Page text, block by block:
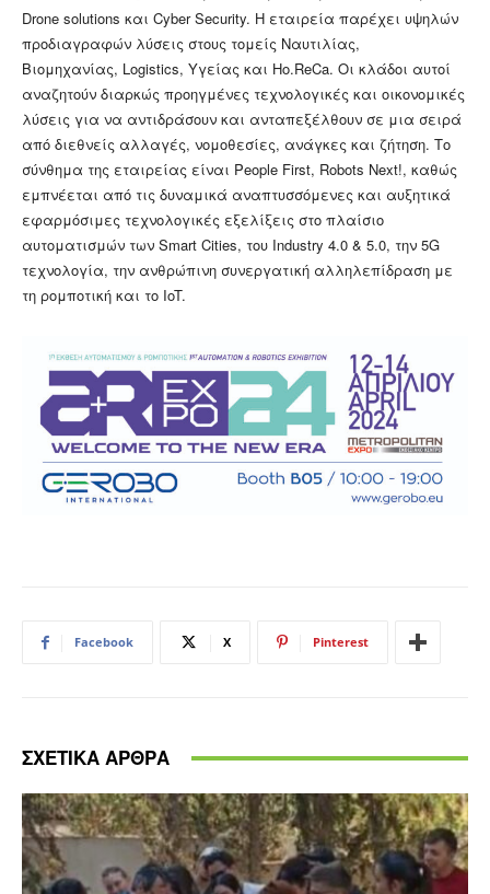
Drone solutions και Cyber Security. H εταιρεία παρέχει υψηλών
προδιαγραφών λύσεις στους τομείς Ναυτιλίας,
Βιομηχανίας, Logistics, Υγείας και Ho.ReCa. Οι κλάδοι αυτοί
αναζητούν διαρκώς προηγμένες τεχνολογικές και οικονομικές
λύσεις για να αντιδράσουν και ανταπεξέλθουν σε μια σειρά
από διεθνείς αλλαγές, νομοθεσίες, ανάγκες και ζήτηση. Το
σύνθημα της εταιρείας είναι People First, Robots Next!, καθώς
εμπνέεται από τις δυναμικά αναπτυσσόμενες και αυξητικά
εφαρμόσιμες τεχνολογικές εξελίξεις στο πλαίσιο
αυτοματισμών των Smart Cities, του Industry 4.0 & 5.0, την 5G
τεχνολογία, την ανθρώπινη συνεργατική αλληλεπίδραση με
τη ρομποτική και το IoT.
Facebook X Pinterest
ΣΧΕΤΙΚΑ ΑΡΘΡΑ